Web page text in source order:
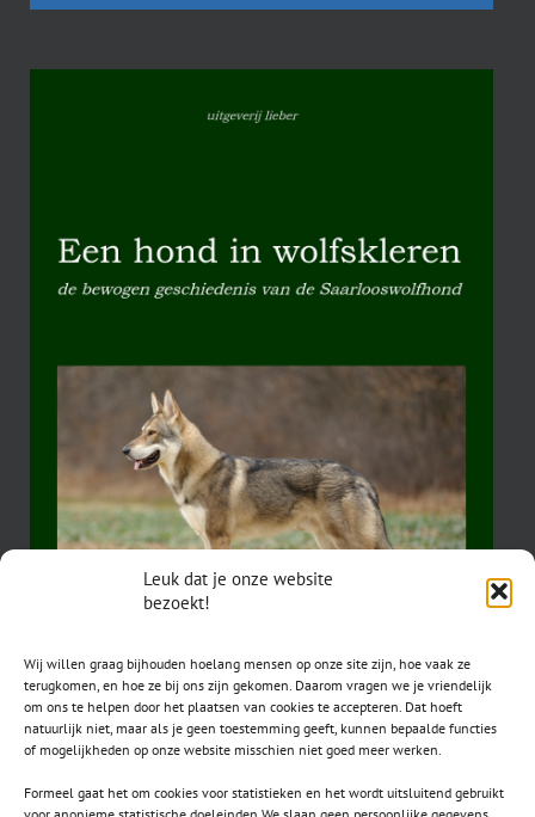
Leuk dat je onze website
bezoekt!
Wij willen graag bijhouden hoelang mensen op onze site zijn, hoe vaak ze
terugkomen, en hoe ze bij ons zijn gekomen. Daarom vragen we je vriendelijk
om ons te helpen door het plaatsen van cookies te accepteren. Dat hoeft
natuurlijk niet, maar als je geen toestemming geeft, kunnen bepaalde functies
of mogelijkheden op onze website misschien niet goed meer werken.
Formeel gaat het om cookies voor statistieken en het wordt uitsluitend gebruikt